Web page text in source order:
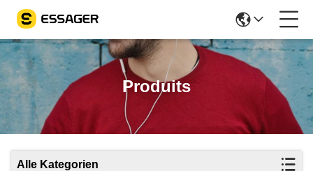
Produits
Alle Kategorien